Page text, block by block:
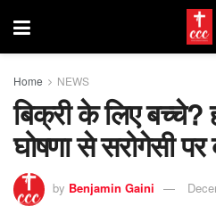
Home NEWS
बिक्री के लिए बच्चे?
घोषणा से सरोगेसी
by Benjamin Gaini